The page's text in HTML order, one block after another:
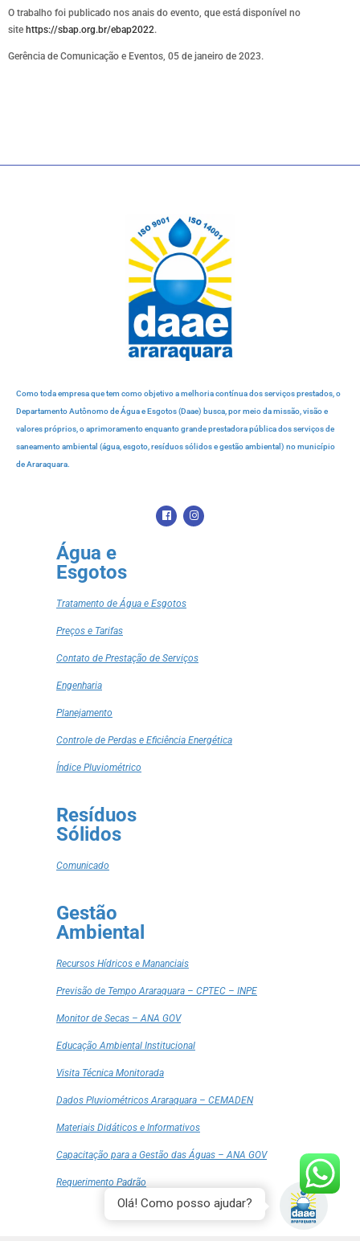
O trabalho foi publicado nos anais do evento, que está disponível no
site https://sbap.org.br/ebap2022.
Gerência de Comunicação e Eventos, 05 de janeiro de 2023.
Como toda empresa que tem como objetivo a melhoria contínua dos serviços prestados, o
Departamento Autônomo de Água e Esgotos (Daae) busca, por meio da missão, visão e
valores próprios, o aprimoramento enquanto grande prestadora pública dos serviços de
saneamento ambiental (água, esgoto, resíduos sólidos e gestão ambiental) no município
de Araraquara.
Água e
Esgotos
Tratamento de Água e Esgotos
Preços e Tarifas
Contato de Prestação de Serviços
Engenharia
Planejamento
Controle de Perdas e Eficiência Energética
Índice Pluviométrico
Resíduos
Sólidos
Comunicado
Gestão
Ambiental
Recursos Hídricos e Mananciais
Previsão de Tempo Araraquara – CPTEC – INPE
Monitor de Secas – ANA GOV
Educação Ambiental Institucional
Visita Técnica Monitorada
Dados Pluviométricos Araraquara – CEMADEN
Materiais Didáticos e Informativos
Capacitação para a Gestão das Águas – ANA GOV
Requerimento Padrão
Olá! Como posso ajudar?